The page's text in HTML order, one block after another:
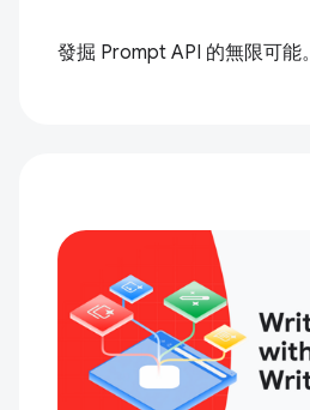
發掘 Prompt API 的無限可能。